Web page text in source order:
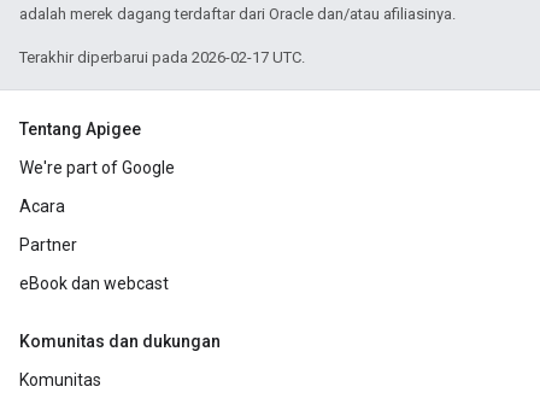
adalah merek dagang terdaftar dari Oracle dan/atau afiliasinya.
Terakhir diperbarui pada 2026-02-17 UTC.
Tentang Apigee
We're part of Google
Acara
Partner
eBook dan webcast
Komunitas dan dukungan
Komunitas